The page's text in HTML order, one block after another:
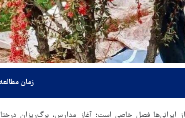
زمان مطالعه: ۷
ایرانی‌ها فصل خاصی است؛ آغاز مدارس، برگ‌ریزان